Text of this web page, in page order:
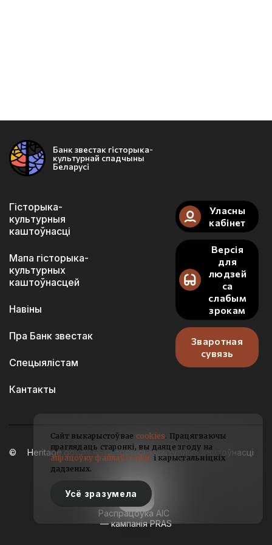
Банк звестак гісторыка-
культурнай спадчыны
Беларусі
Гісторыка-
культурныя
каштоўнасці
Мапа гісторыка-
культурных
каштоўнасцей
Навіны
Пра Банк звестак
Спецыялістам
Кантакты
Уласны
кабінет
Версія
для
людзей
са
слабым
зрокам
Зваротная
сувязь
Heritage.gov.by — гісторыка-культурныя каштоўнасці
Беларусі
Распрацоўка АІС
— кампанія PRAS
Сайт выкарыстоўвае cookies. Працягваючы
праглядаць старонкі, вы даяце згоду на
апрацоўку файлаў cookie і карыстальніцкіх
дадзеных.
Усё зразумела